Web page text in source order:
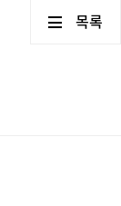
목록